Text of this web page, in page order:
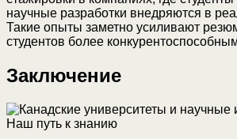
научные разработки внедряются в
Такие опыты заметно усиливают
студентов более
Заключение